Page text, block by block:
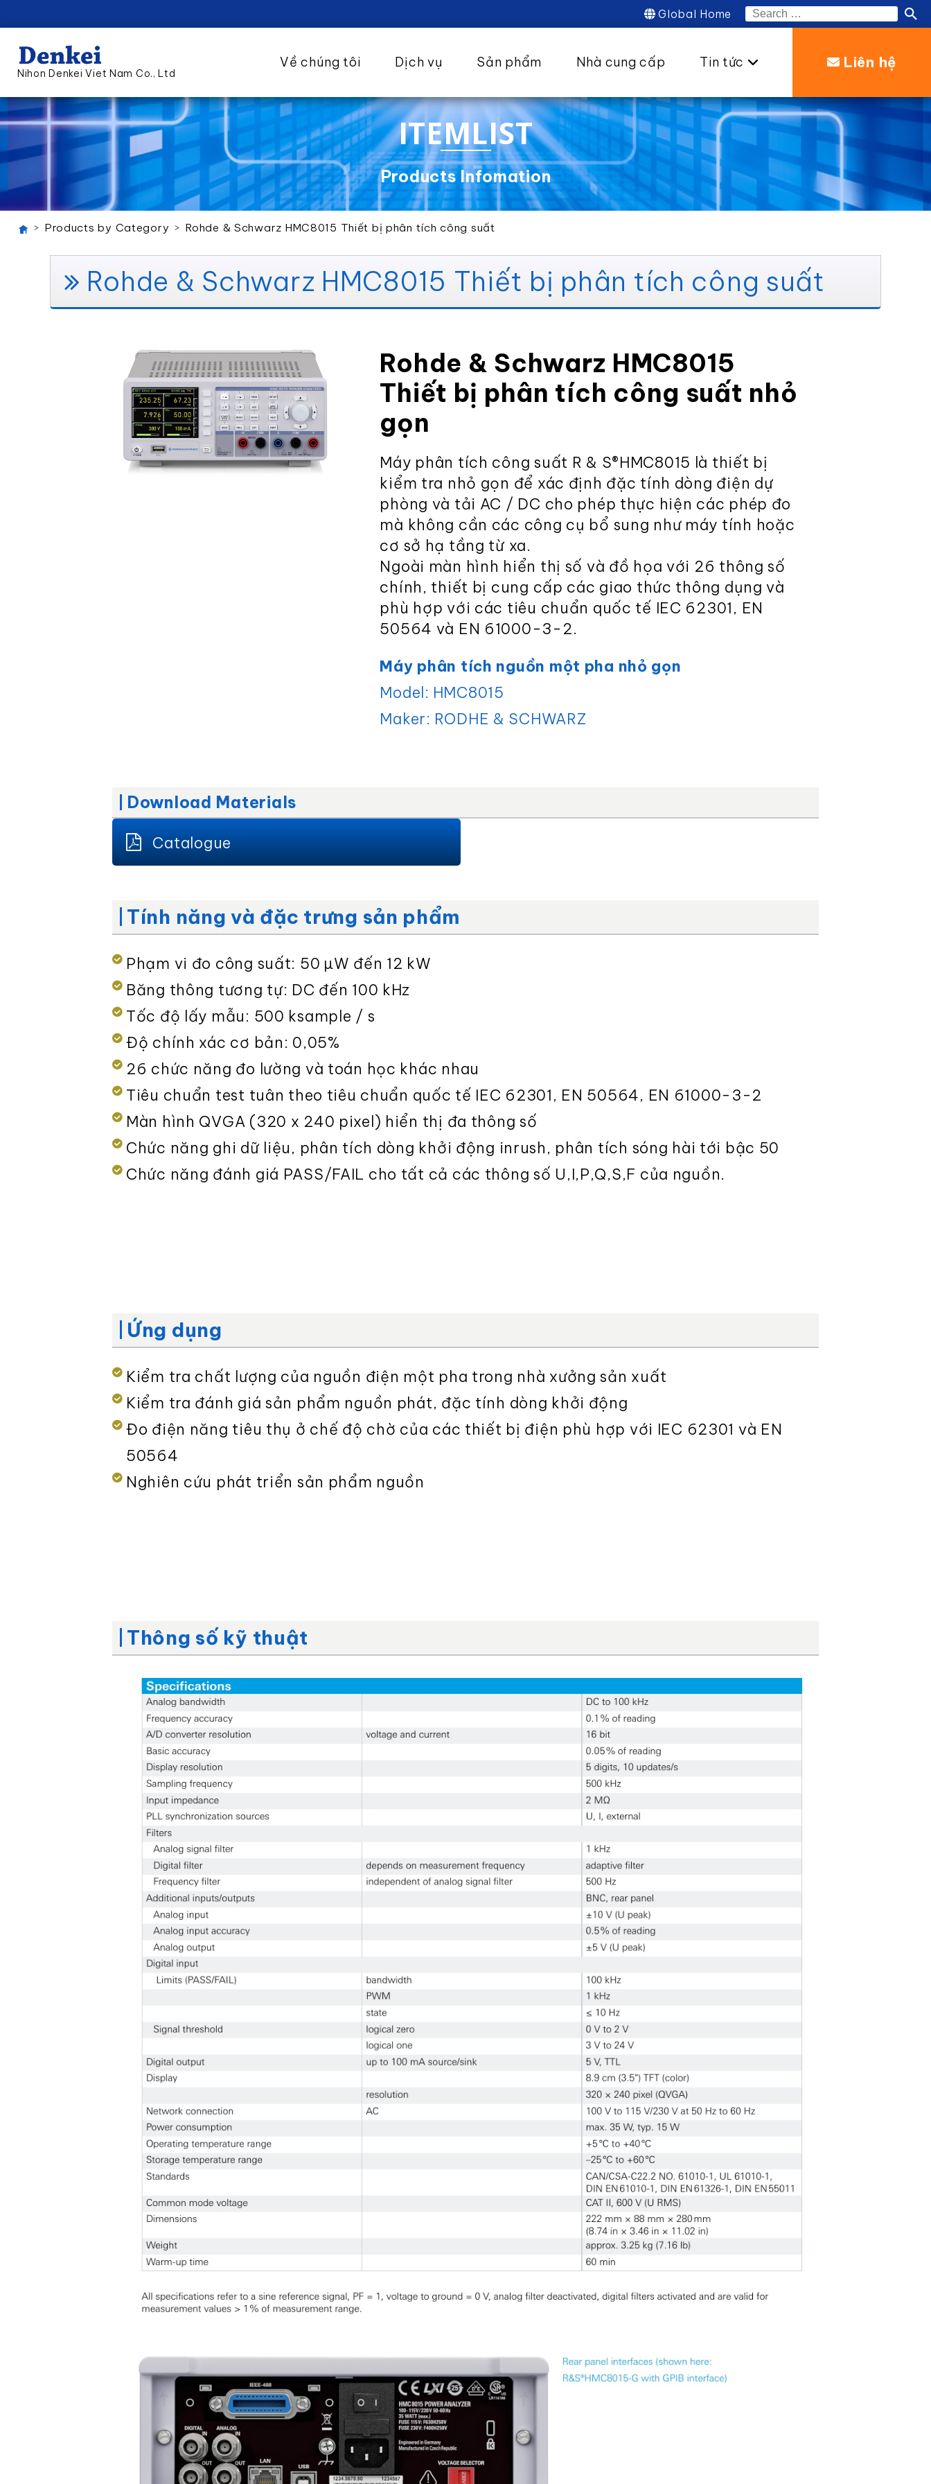
Global Home
Search
Nihon Denkei Viet Nam Co., Ltd
Về chúng tôi Dịch vụ Sản phẩm Nhà cung cấp Tin tức Liên hệ
ITEMLIST
Products Infomation
Products by Category Rohde & Schwarz HMC8015 Thiết bị phân tích công suất
Rohde & Schwarz HMC8015 Thiết bị phân tích công suất
Rohde & Schwarz HMC8015
Thiết bị phân tích công suất nhỏ
gọn
Máy phân tích công suất R & S®HMC8015 là thiết bị
kiểm tra nhỏ gọn để xác định đặc tính dòng điện dự
phòng và tải AC / DC cho phép thực hiện các phép đo
mà không cần các công cụ bổ sung như máy tính hoặc
cơ sở hạ tầng từ xa.
Ngoài màn hình hiển thị số và đồ họa với 26 thông số
chính, thiết bị cung cấp các giao thức thông dụng và
phù hợp với các tiêu chuẩn quốc tế IEC 62301, EN
50564 và EN 61000-3-2.
Máy phân tích nguồn một pha nhỏ gọn
Model: HMC8015
Maker: RODHE & SCHWARZ
Download Materials
Catalogue
Tính năng và đặc trưng sản phẩm
Phạm vi đo công suất: 50 µW đến 12 kW
Băng thông tương tự: DC đến 100 kHz
Tốc độ lấy mẫu: 500 ksample / s
Độ chính xác cơ bản: 0,05%
26 chức năng đo lường và toán học khác nhau
Tiêu chuẩn test tuân theo tiêu chuẩn quốc tế IEC 62301, EN 50564, EN 61000-3-2
Màn hình QVGA (320 x 240 pixel) hiển thị đa thông số
Chức năng ghi dữ liệu, phân tích dòng khởi động inrush, phân tích sóng hài tới bậc 50
Chức năng đánh giá PASS/FAIL cho tất cả các thông số U,I,P,Q,S,F của nguồn.
Ứng dụng
Kiểm tra chất lượng của nguồn điện một pha trong nhà xưởng sản xuất
Kiểm tra đánh giá sản phẩm nguồn phát, đặc tính dòng khởi động
Đo điện năng tiêu thụ ở chế độ chờ của các thiết bị điện phù hợp với IEC 62301 và EN
50564
Nghiên cứu phát triển sản phẩm nguồn
Thông số kỹ thuật